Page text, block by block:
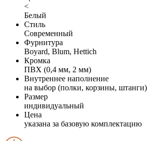
<
Белый
Стиль
Современный
Фурнитура
Boyard, Blum, Hettich
Кромка
ПВХ (0,4 мм, 2 мм)
Внутреннее наполнение
на выбор (полки, корзины, штанги)
Размер
индивидуальный
Цена
указана за базовую комплектацию